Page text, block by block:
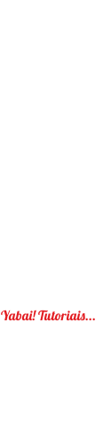
Yabai! Tutoriais...